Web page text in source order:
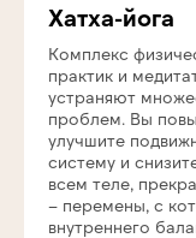
Хатха-йога
Комплекс
практик и
устраняют
проблем. Вы
улучшите
систему и
всем теле,
– перемены, с
внутреннего